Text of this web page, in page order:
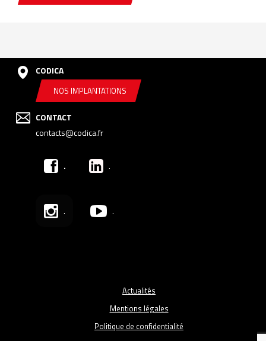
CODICA
NOS IMPLANTATIONS
CONTACT
contacts@codica.fr
. .
. .
Actualités
Mentions légales
Politique de confidentialité